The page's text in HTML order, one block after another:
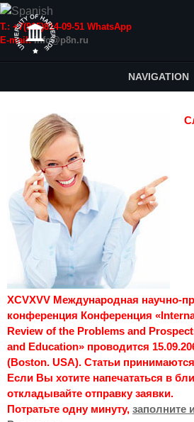
Т.: +7(915)814-09-51 WhatsApp
E-mail:info@p8n.ru
NAVIGATION
XCVXVV Международная научно-
конференция Конференция
Review of the Problems and
and Education» проводится
(Boston. USA). Статьи принимаются
Если Вы хотите напечататься в
откладывайте отправку заявки.
Потратьте одну минуту, заполните